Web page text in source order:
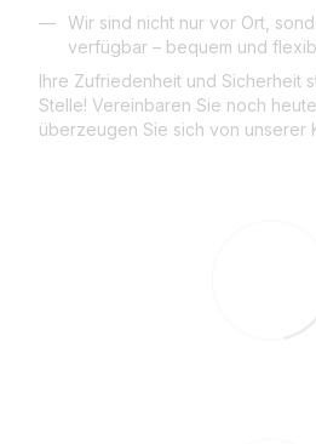
Wir sind nicht nur vor Ort,
verfügbar – bequem und
Ihre Zufriedenheit und Sicherheit
Stelle! Vereinbaren Sie noch
überzeugen Sie sich von unserer